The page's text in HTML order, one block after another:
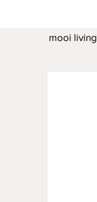
mooi living